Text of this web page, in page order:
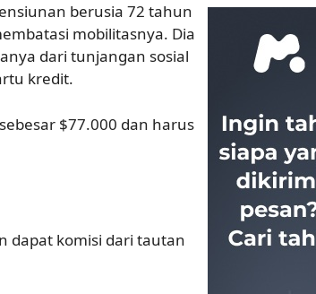
berusia 72 tahun
mobilitasnya. Dia
dari tunjangan sosial
kredit.
$77.000 dan harus
dapat komisi dari tautan